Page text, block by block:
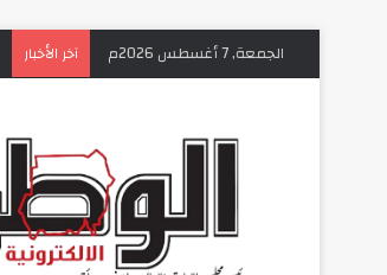
الجمعة, 7 أغسطس 2026م آخر الأخبار